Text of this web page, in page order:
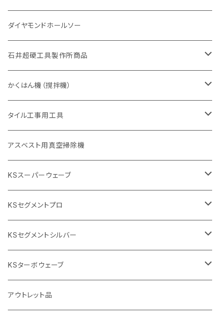
埋設鋳鉄管工事対応タイプ
セグメント
セグメント（特殊凸凹加工チップ
アスファルト切断用
一般道路カッター用
一般道路カッター用
セグメントタイプ
埋設鋳鉄管工事対応タイプ
ヒューム管・U字溝切断用
セグメントタイプ
セグメント（特殊凸凹加工チップ
アスファルト切断用
一般道路カッター用
埋設鋳鉄管工事対応タイプ
セグメントタイプ
アスファルト切断用
一般道路カッター用
305mm（12インチ）
305mm（12インチ）
355mm（14インチ）
U型チップ
125mm（5インチ）
金属用
305mm（12インチ）
355mm（14インチ）
非金属用
305mm（12インチ）
355mm（14インチ）
ダイヤモンドホールソー
石井超硬工具製作所商品
押し切り（タイル切断機）
本体
電動切断機
本体
ダイヤモンドホイール
ブリック＆ブロック用切断機
穴あけ用工具
タイルニッパー
プロ用鏝（こて）
吸着盤
その他
かくはん機（撹拌機）
本体
低速回転
高速回転
付属品
撹拌羽根
撹拌軸
タイル工事用工具
手動工具
押し切り（手動切断機
押し切り替え刃（手動切断機替え刃
電動工具
電動切断機
タイルパッチ（ビブラート
アスベスト用真空掃除機
KSスーパーウェーブ
105mm（4インチ）
125ｍｍ（5インチ）
KSセグメントプロ
105mm（4インチ）
通常品
ビス穴付き
125mm（5インチ）
通常品
150ｍｍ（6インチ）
KSセグメントシルバー
105mm（4インチ）
125mm（5インチ）
KSターボウェーブ
105mm（4インチ）
アウトレット品